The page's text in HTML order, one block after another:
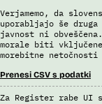
Verjamemo, da
uporabljajo še
javnost ni
morale biti
morebitne
Prenesi CSV s podatki
Za Register rabe UI